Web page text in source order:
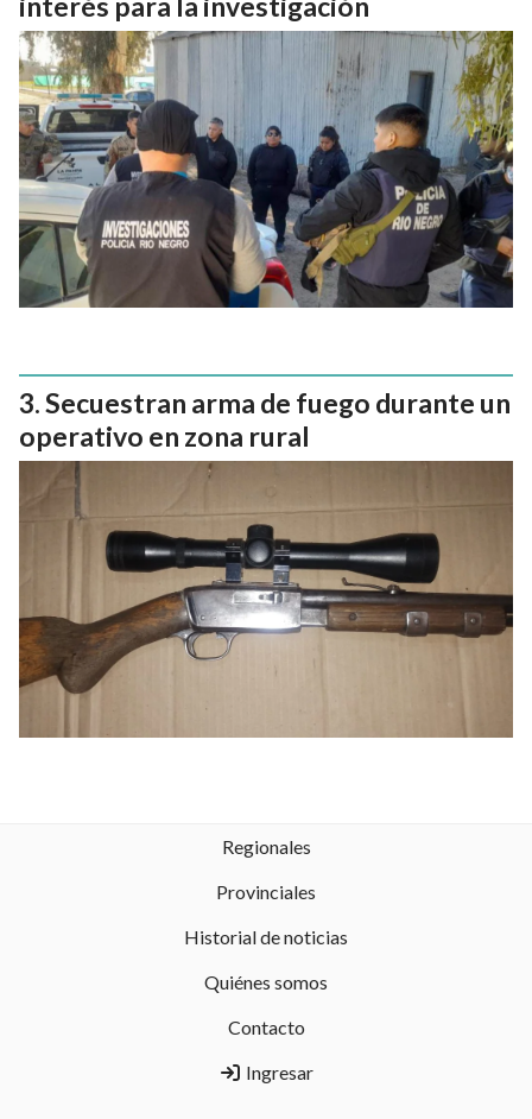
Secuestran arma de fuego durante un
operativo en zona rural
Regionales
Provinciales
Historial de noticias
Quiénes somos
Contacto
Ingresar